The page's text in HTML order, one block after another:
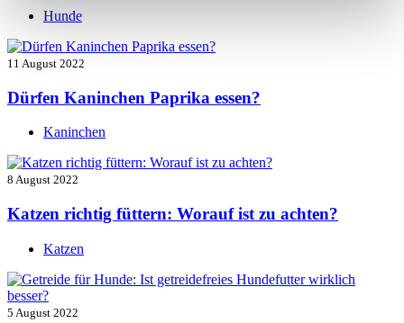
Hunde
11 August 2022
Dürfen Kaninchen Paprika essen?
Kaninchen
8 August 2022
Katzen richtig füttern: Worauf ist zu achten?
Katzen
5 August 2022